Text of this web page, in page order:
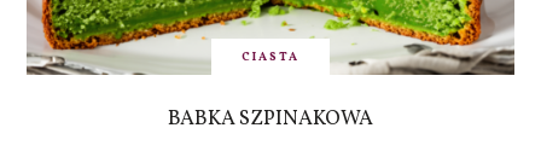
CIASTA
BABKA SZPINAKOWA